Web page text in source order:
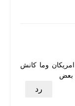
وما كانش
بعض
رد